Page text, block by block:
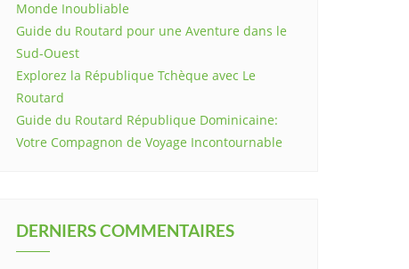
Monde Inoubliable
Guide du Routard pour une Aventure dans le
Sud-Ouest
Explorez la République Tchèque avec Le
Routard
Guide du Routard République Dominicaine:
Votre Compagnon de Voyage Incontournable
DERNIERS COMMENTAIRES